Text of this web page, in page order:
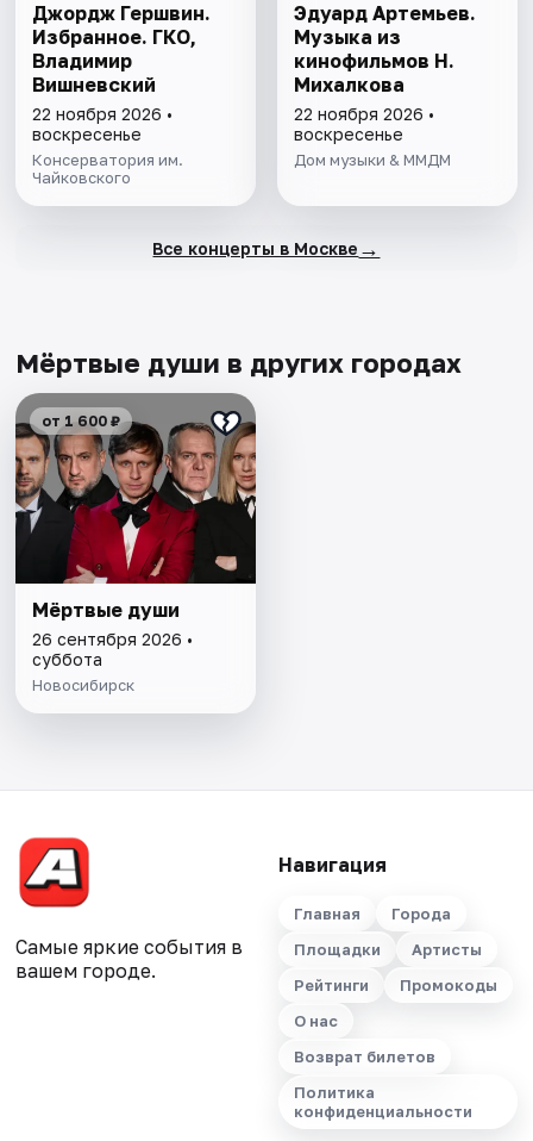
Джордж Гершвин.
Избранное. ГКО,
Владимир
Вишневский
22 ноября 2026 •
воскресенье
Консерватория им.
Чайковского
Эдуард Артемьев.
Музыка из
кинофильмов Н.
Михалкова
22 ноября 2026 •
воскресенье
Дом музыки & ММДМ
Все концерты в Москве →
Мёртвые души в других городах
от 1 600 ₽
Мёртвые души
26 сентября 2026 •
суббота
Новосибирск
Самые яркие события в
вашем городе.
Навигация
Главная
Города
Площадки
Артисты
Рейтинги
Промокоды
О нас
Возврат билетов
Политика
конфиденциальности